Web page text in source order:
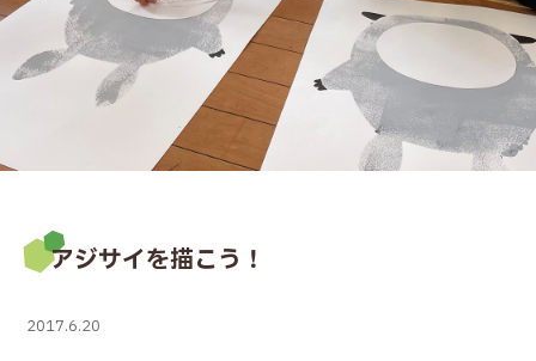
アジサイを描こう！
2017.6.20